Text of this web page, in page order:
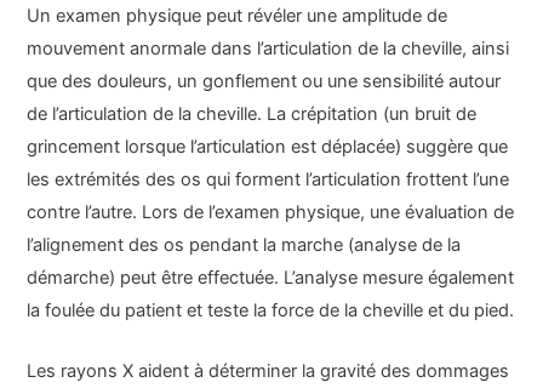
Un examen physique peut révéler une amplitude de
mouvement anormale dans l’articulation de la cheville, ainsi
que des douleurs, un gonflement ou une sensibilité autour
de l’articulation de la cheville. La crépitation (un bruit de
grincement lorsque l’articulation est déplacée) suggère que
les extrémités des os qui forment l’articulation frottent l’une
contre l’autre. Lors de l’examen physique, une évaluation de
l’alignement des os pendant la marche (analyse de la
démarche) peut être effectuée. L’analyse mesure également
la foulée du patient et teste la force de la cheville et du pied.
Les rayons X aident à déterminer la gravité des dommages